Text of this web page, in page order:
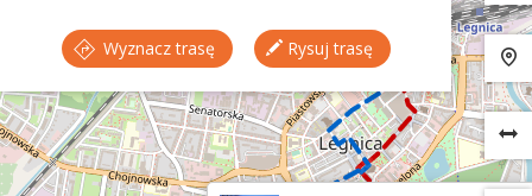
Wyznacz trasę Rysuj trasę